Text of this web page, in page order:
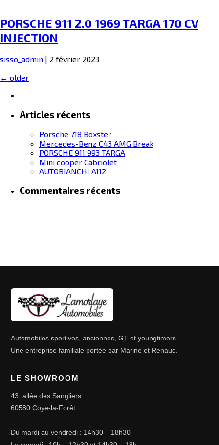
PORSCHE 911 2.0 1969 TARGA 170 CV
INJECTION
sisso_admin | 2 février 2023
Navigation
des
articles
← older
Articles récents
Porsche 718 Boxster
Mercedes-Benz C43 AMG Break
PORSCHE 911 993 TARGA
Mini cooper Cabriolet
AUTOBIANCHI A112
Commentaires récents
Automobiles sportives, anciennes, GT et youngtimers.
Une entreprise familiale portée par Marine et Renaud.
LE SHOWROOM
43, allée des Sangliers
60580 Coye-la-Forêt
Du mardi au vendredi : 14h30 – 18h30